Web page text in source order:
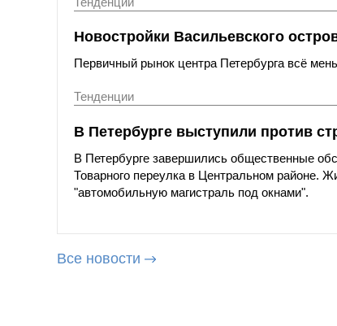
Новостройки Васильевского
Первичный рынок центра Петербурга всё
Тенденции
В Петербурге выступили против
В Петербурге завершились общественные
Товарного переулка в Центральном районе.
"автомобильную магистраль под окнами".
Все новости